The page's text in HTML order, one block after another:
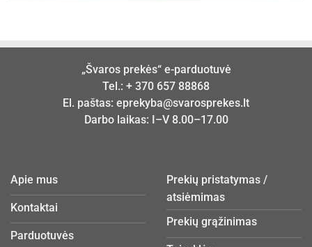
„Švaros prekės“ e-parduotuvė
Tel.: + 370 657 88868
El. paštas: eprekyba@svarosprekes.lt
Darbo laikas: I–V 8.00–17.00
Apie mus
Kontaktai
Parduotuvės
Prekių pristatymas /
atsiėmimas
Prekių grąžinimas